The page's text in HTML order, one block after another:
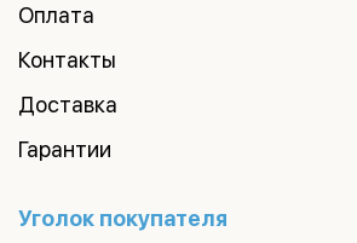
Оплата
Контакты
Доставка
Гарантии
Уголок покупателя